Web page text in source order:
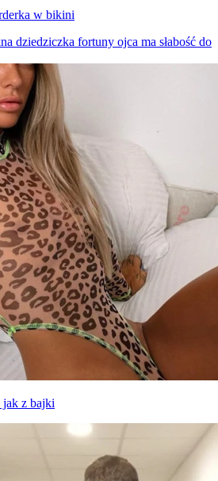
w bikini
dziedziczka fortuny ojca ma słabość do
jak z bajki